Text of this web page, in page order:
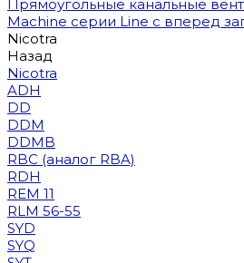
Прямоугольные канальные
Machine серии Line с вперед
Nicotra
Назад
Nicotra
ADH
DD
DDM
DDMB
RBC (аналог RBA)
RDH
REM 11
RLM 56-55
SYD
SYQ